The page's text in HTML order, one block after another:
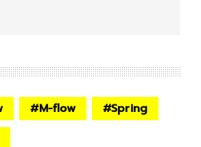
#M-flow #Spring